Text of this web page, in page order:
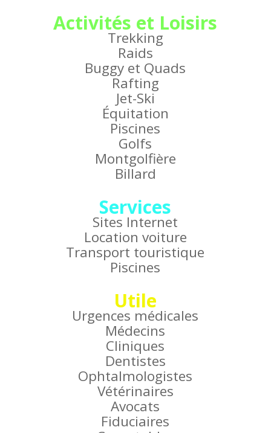
Activités et Loisirs
Trekking
Raids
Buggy et Quads
Rafting
Jet-Ski
Équitation
Piscines
Golfs
Montgolfière
Billard
Services
Sites Internet
Location voiture
Transport touristique
Piscines
Utile
Urgences médicales
Médecins
Cliniques
Dentistes
Ophtalmologistes
Vétérinaires
Avocats
Fiduciaires